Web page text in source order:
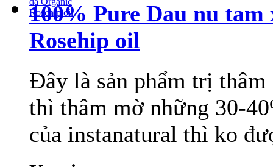
100% Pure Dau nu
Rosehip oil
Đây là sản phẩm trị
thì thâm mờ những 30-
của instanatural thì ko